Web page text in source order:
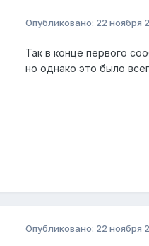
Опубликовано: 22 ноября
Так в конце первого
но однако это было
Опубликовано: 22 ноября